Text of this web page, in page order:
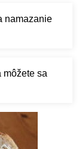
namazanie
môžete sa